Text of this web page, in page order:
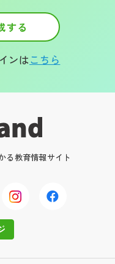
する
ンはこちら
る教育情報サイト